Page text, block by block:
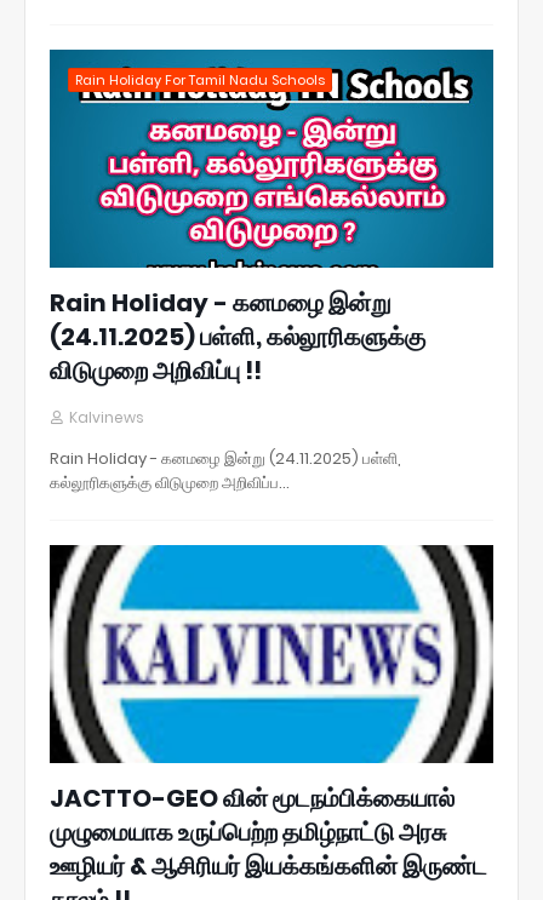
Rain Holiday For Tamil Nadu Schools
Rain Holiday - கனமழை இன்று
(24.11.2025) பள்ளி, கல்லூரிகளுக்கு
விடுமுறை அறிவிப்பு !!
Kalvinews
Rain Holiday - கனமழை இன்று (24.11.2025) பள்ளி,
கல்லூரிகளுக்கு விடுமுறை அறிவிப்ப…
JACTTO-GEO வின் மூடநம்பிக்கையால்
முழுமையாக உருப்பெற்ற தமிழ்நாட்டு அரசு
ஊழியர் & ஆசிரியர் இயக்கங்களின் இருண்ட